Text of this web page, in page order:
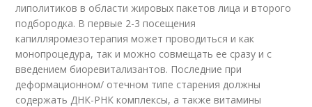
липолитиков в области жировых пакетов лица и второго
подбородка. В первые 2-3 посещения
капилляромезотерапия может проводиться и как
монопроцедура, так и можно совмещать ее сразу и с
введением биоревитализантов. Последние при
деформационном/ отечном типе старения должны
содержать ДНК-РНК комплексы, а также витамины